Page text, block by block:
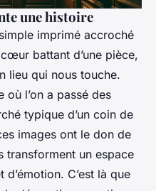
une histoire
imprimé accroché
battant d’une pièce,
lieu qui nous touche.
l’on a passé des
typique d’un coin de
images ont le don de
transforment un espace
C’est là que